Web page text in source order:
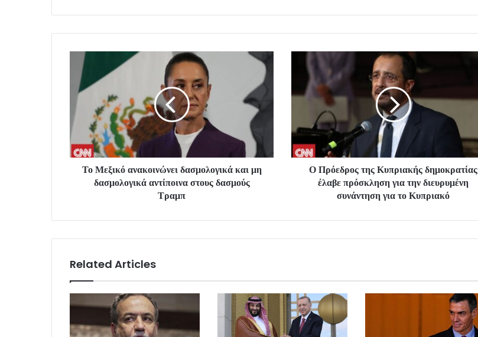
Το Μεξικό ανακοινώνει δασμολογικά και μη
δασμολογικά αντίποινα στους δασμούς
Τραμπ
Ο Πρόεδρος της Κυπριακής δημοκρατίας
έλαβε πρόσκληση για την διευρυμένη
συνάντηση για το Κυπριακό
Related Articles